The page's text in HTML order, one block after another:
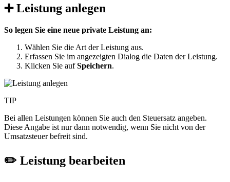
➕ Leistung anlegen
So legen Sie eine neue private Leistung an:
Wählen Sie die Art der Leistung aus.
Erfassen Sie im angezeigten Dialog die Daten der Leistung.
Klicken Sie aufSpeichern.
TIP
Bei allen Leistungen können Sie auch den Steuersatz angeben.
Diese Angabe ist nur dann notwendig, wenn Sie nicht von der
Umsatzsteuer befreit sind.
✏️ Leistung bearbeiten